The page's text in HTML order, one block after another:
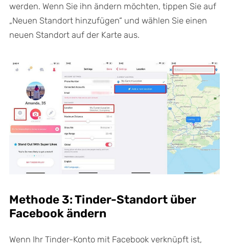
werden. Wenn Sie ihn ändern möchten, tippen Sie auf
„Neuen Standort hinzufügen“ und wählen Sie einen
neuen Standort auf der Karte aus.
Methode 3: Tinder-Standort über
Facebook ändern
Wenn Ihr Tinder-Konto mit Facebook verknüpft ist,